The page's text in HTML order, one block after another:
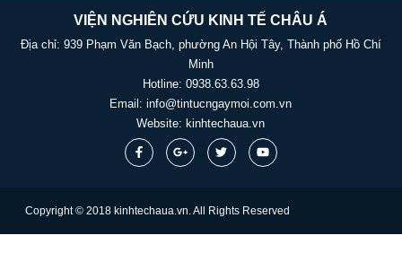
VIỆN NGHIÊN CỨU KINH TẾ CHÂU Á
Địa chỉ: 939 Phạm Văn Bạch, phường An Hội Tây, Thành phố Hồ Chí
Minh
Hotline: 0938.63.63.98
Email:info@tintucngaymoi.com.vn
Website: kinhtechaua.vn
Copyright © 2018 kinhtechaua.vn. All Rights Reserved